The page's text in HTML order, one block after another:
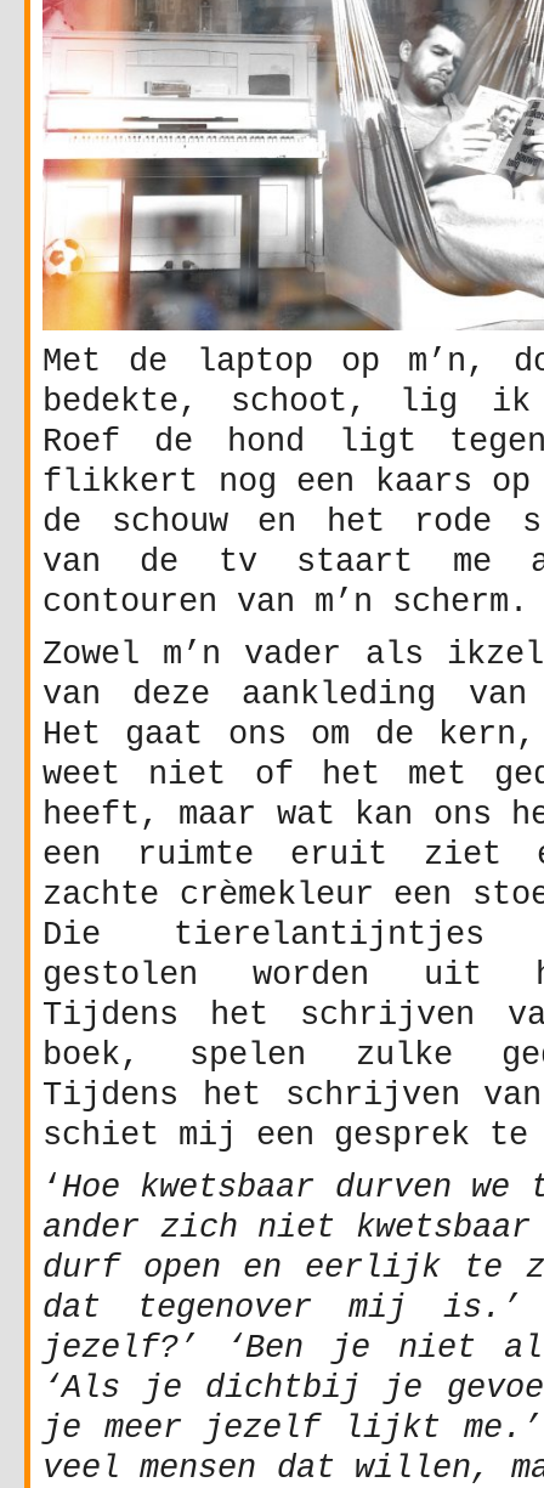
Met de laptop op m’n,
bedekte, schoot, lig ik
Roef de hond ligt
flikkert nog een kaars
de schouw en het rode
van de tv staart me
contouren van m’n scherm.
Zowel m’n vader als
van deze aankleding
Het gaat ons om de
weet niet of het met
heeft, maar wat kan ons
een ruimte eruit ziet
zachte crèmekleur een
Die tierelantijntjes
gestolen worden uit
Tijdens het schrijven
boek, spelen zulke
Tijdens het schrijven van
schiet mij een gesprek te
‘Hoe kwetsbaar durven
ander zich niet
durf open en eerlijk te
dat tegenover mij is.’
jezelf?’ ‘Ben je niet
‘Als je dichtbij je
je meer jezelf lijkt
veel mensen dat willen,